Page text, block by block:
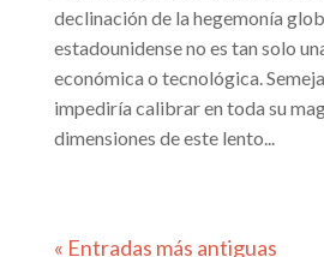
declinación de la hegemonía
estadounidense no es tan solo
económica o tecnológica.
impediría calibrar en toda su
dimensiones de este lento...
« Entradas más antiguas